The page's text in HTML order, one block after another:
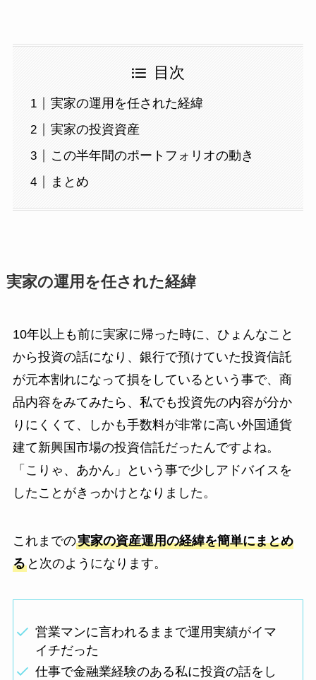
目次
実家の運用を任された経緯
実家の投資資産
この半年間のポートフォリオの動き
まとめ
実家の運用を任された経緯
10年以上も前に実家に帰った時に、ひょんなこと
から投資の話になり、銀行で預けていた投資信託
が元本割れになって損をしているという事で、商
品内容をみてみたら、私でも投資先の内容が分か
りにくくて、しかも手数料が非常に高い外国通貨
建て新興国市場の投資信託だったんですよね。
「こりゃ、あかん」という事で少しアドバイスを
したことがきっかけとなりました。
これまでの実家の資産運用の経緯を簡単にまとめ
ると次のようになります。
営業マンに言われるままで運用実績がイマ
イチだった
仕事で金融業経験のある私に投資の話をし